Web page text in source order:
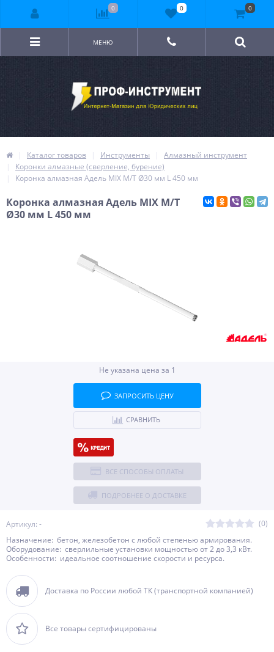
МЕНЮ
Каталог товаров Инструменты
Алмазный инструмент
Коронки алмазные (сверление, бурение)
Коронка алмазная Адель MIX M/T Ø30 мм L 450 мм
Коронка алмазная Адель MIX M/T
Ø30 мм L 450 мм
Артикул: -
(0)
Назначение: бетон, железобетон с любой степенью армирования.
Оборудование: сверлильные установки мощностью от 2 до 3,3 кВт.
Особенности: идеальное соотношение скорости и ресурса.
Доставка по России любой ТК (транспортной компанией)
Все товары сертифицированы
Не указана цена за 1
ЗАПРОСИТЬ ЦЕНУ
СРАВНИТЬ
ВСЕ СПОСОБЫ ОПЛАТЫ
ПОДРОБНЕЕ О ДОСТАВКЕ
0 0 0